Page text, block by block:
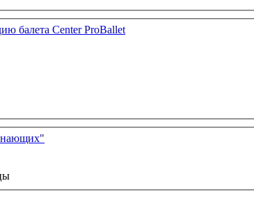
балета Center ProBallet